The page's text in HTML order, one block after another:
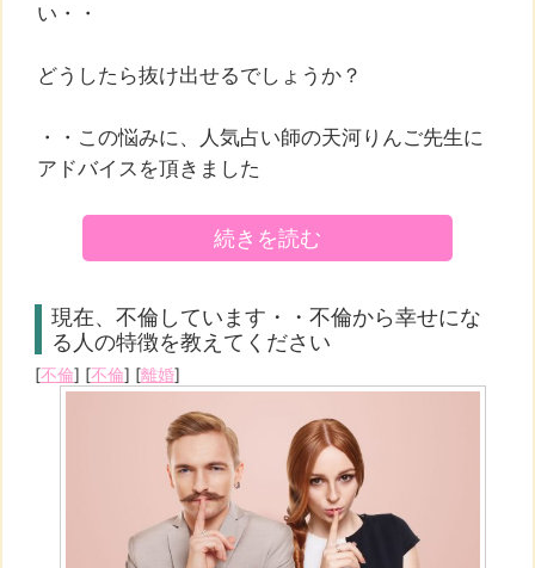
い・・
どうしたら抜け出せるでしょうか？
・・この悩みに、人気占い師の天河りんご先生に
アドバイスを頂きました
続きを読む
現在、不倫しています・・不倫から幸せにな
る人の特徴を教えてください
[不倫] [不倫] [離婚]